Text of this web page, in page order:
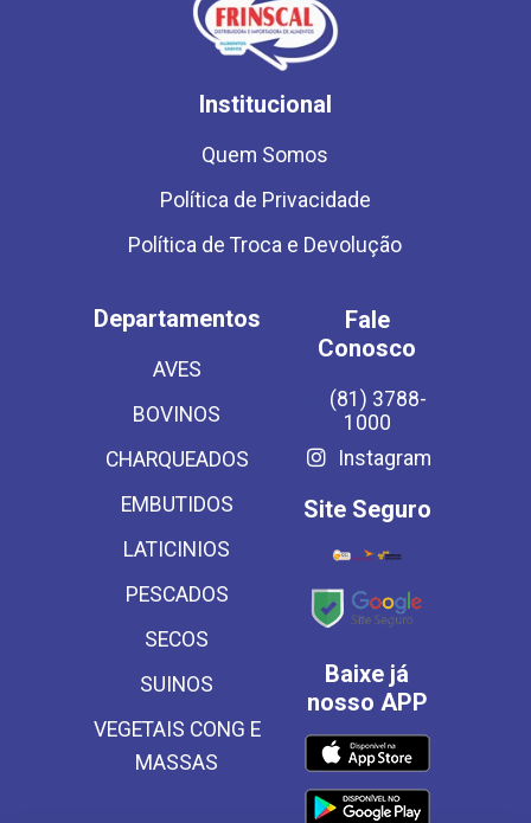
Institucional
Quem Somos
Política de Privacidade
Política de Troca e Devolução
Departamentos
AVES
BOVINOS
CHARQUEADOS
EMBUTIDOS
LATICINIOS
PESCADOS
SECOS
SUINOS
VEGETAIS CONG E
MASSAS
Fale
Conosco
(81) 3788-
1000
Instagram
Site Seguro
Baixe já
nosso APP